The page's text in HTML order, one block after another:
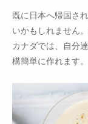
既に日本へ帰国さ
いかもしれません
カナダでは、自分
構簡単に作れます。